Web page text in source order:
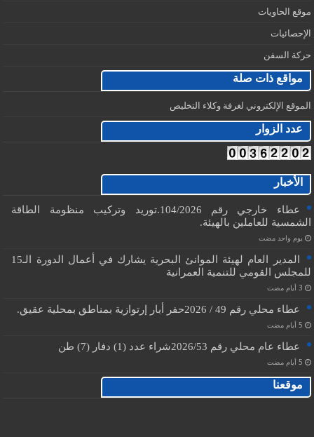
موقع الحاويات
الإحصائيات
حركة السفن
مواقع ذات صلة
الموقع الإلكتروني لغرفة وكلاء التخليص
عدد الزوار
الأخبار
عطاء خارجي رقم 104/2026.توريد وتركيب منظومة الطاقة
الشمسية للعاملين بالهيئة.
‏يوم واحد مضت
المدير العام لهيئة الموانئ البحرية يشارك في أعمال الدورة الـ15
للمجلس القومي للتنمية العمرانية
عطاء محلي رقم 49 / 2026حفر أبار إرتوازية بمناطق بمحلية عقيق.
عطاء عام محلي رقم 2026/53شراء عدد (1) دفار (7) طن
موقعنا